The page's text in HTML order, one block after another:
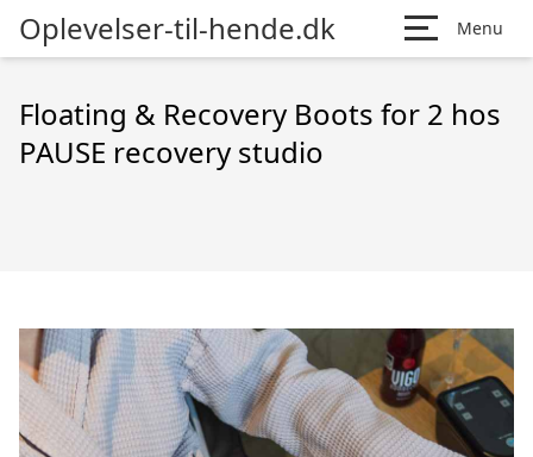
Oplevelser-til-hende.dk Menu
Floating & Recovery Boots for 2 hos
PAUSE recovery studio